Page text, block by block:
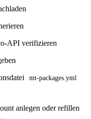
API verifizieren
mt-packages.yml
anlegen oder refillen